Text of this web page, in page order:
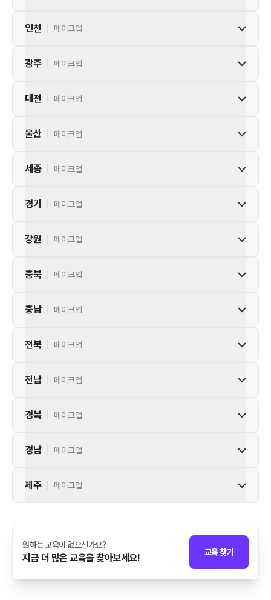
인천 메이크업
광주 메이크업
대전 메이크업
울산 메이크업
세종 메이크업
경기 메이크업
강원 메이크업
충북 메이크업
충남 메이크업
전북 메이크업
전남 메이크업
경북 메이크업
경남 메이크업
제주 메이크업
원하는 교육이 없으신가요?
지금 더 많은 교육을 찾아보세요! 교육 찾기